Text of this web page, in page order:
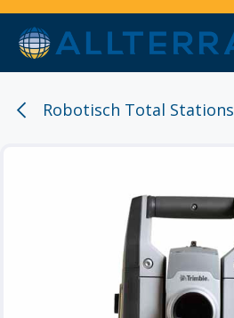
Overslaan naar inhoud
Robotisch Total Stations